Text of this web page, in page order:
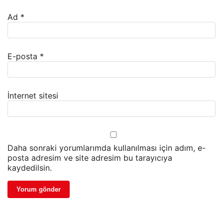
Ad *
E-posta *
İnternet sitesi
Daha sonraki yorumlarımda kullanılması için adım, e-
posta adresim ve site adresim bu tarayıcıya
kaydedilsin.